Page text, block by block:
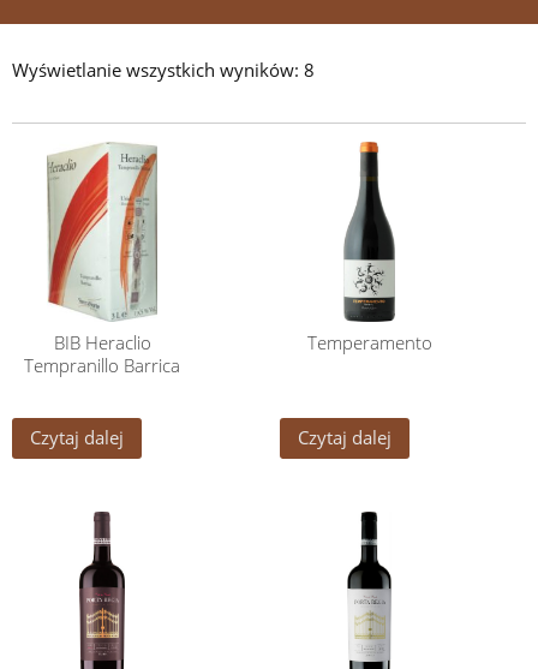
Wyświetlanie wszystkich wyników: 8
BIB Heraclio
Tempranillo Barrica
Czytaj dalej
Temperamento
Czytaj dalej